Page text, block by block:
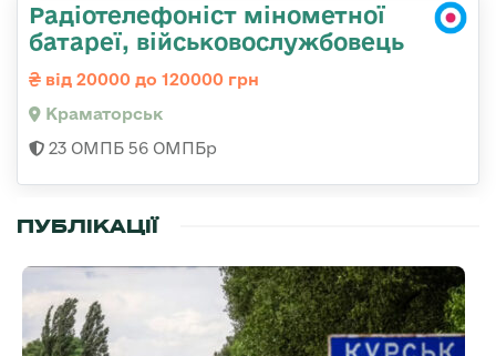
Радіотелефоніст мінометної
батареї, військовослужбовець
від 20000 до 120000 грн
Краматорськ
23 ОМПБ 56 ОМПБр
ПУБЛІКАЦІЇ